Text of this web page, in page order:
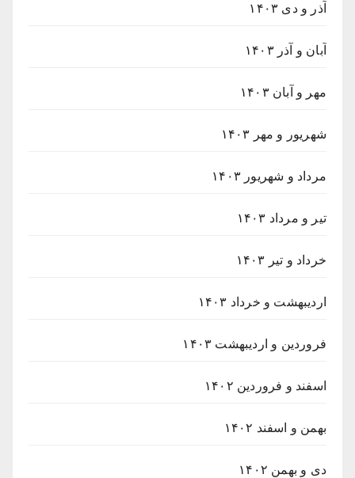
آذر و دی ۱۴۰۳
آبان و آذر ۱۴۰۳
مهر و آبان ۱۴۰۳
شهریور و مهر ۱۴۰۳
مرداد و شهریور ۱۴۰۳
تیر و مرداد ۱۴۰۳
خرداد و تیر ۱۴۰۳
اردیبهشت و خرداد ۱۴۰۳
فروردین و اردیبهشت ۱۴۰۳
اسفند و فروردین ۱۴۰۲
بهمن و اسفند ۱۴۰۲
دی و بهمن ۱۴۰۲